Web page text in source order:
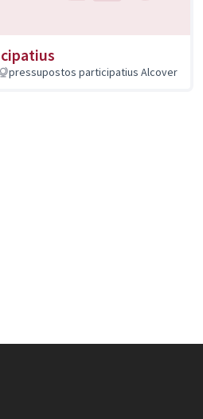
pressupostos participatius Alcover